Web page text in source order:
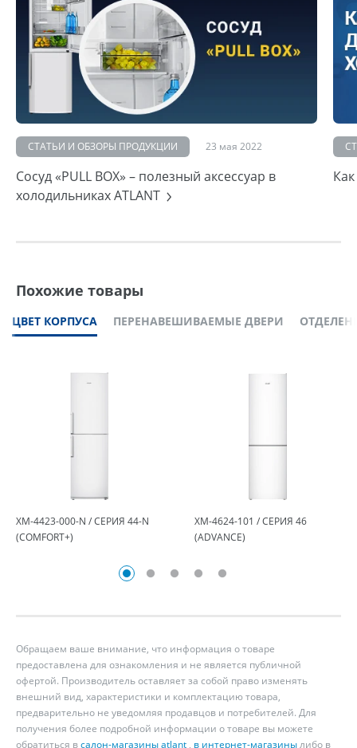
СТАТЬИ И ОБЗОРЫ ПРОДУКЦИИ 23 мая 2022
Сосуд «PULL BOX» – полезный аксессуар в
холодильниках ATLANT
Похожие товары
ЦВЕТ КОРПУСА ПЕРЕНАВЕШИВАЕМЫЕ ДВЕРИ
ХМ-4423-000-N / СЕРИЯ 44-N
(COMFORT+)
ХМ-4624-101 / СЕРИЯ 46
(ADVANCE)
Обращаем ваше внимание, что информация о товаре
предоставлена для ознакомления и не является публичной
офертой. Производитель оставляет за собой право изменять
внешний вид, характеристики и комплектацию товара,
предварительно не уведомляя продавцов и потребителей. Для
получения более подробной информации о товаре вы можете
обратиться всалон-магазины atlant , в интернет-магазинылибо в